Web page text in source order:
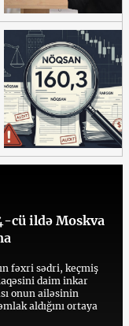
cü ildə Moskva
fəxri sədri, keçmiş
daim inkar
onun ailəsinin
aldığını ortaya